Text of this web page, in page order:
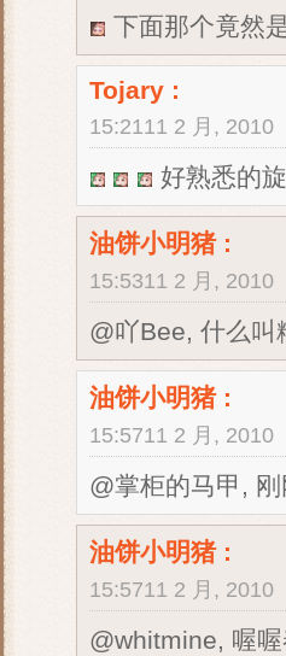
下面那个竟然
Tojary :
15:2111 2 月, 2010
好熟悉的
油饼小明猪:
15:5311 2 月, 2010
@吖Bee, 什么叫
油饼小明猪:
15:5711 2 月, 2010
@掌柜的马甲,
油饼小明猪:
15:5711 2 月, 2010
@whitmine, 喔